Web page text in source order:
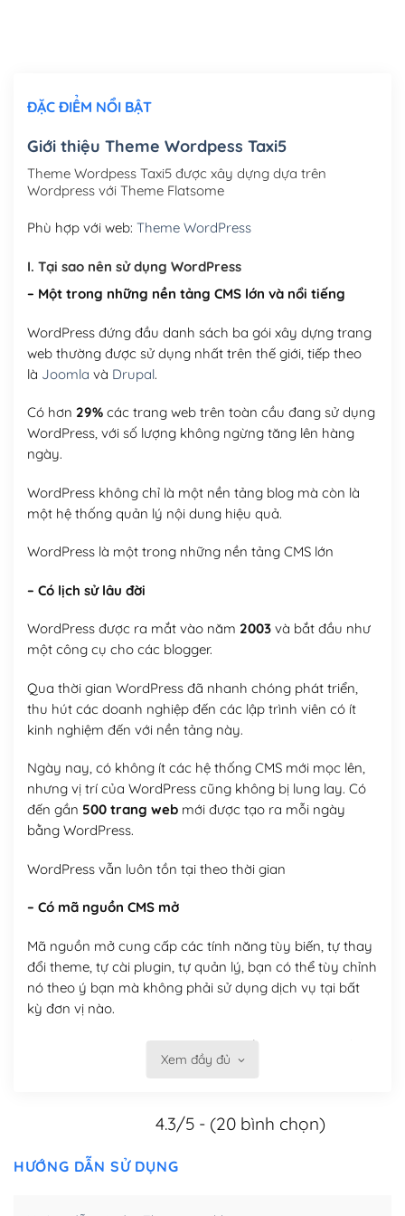
Mua thêm Host + Tên miền
Tên miền quốc tế .com .net .org (1 năm)
Tên miền Việt Nam .vn (1 năm) (+550,000₫)
Hosting 5GB SSD (1 năm)
ĐẶC ĐIỂM NỔI BẬT
Giới thiệu Theme Wordpess Taxi5
Theme Wordpess Taxi5 được xây dựng dựa trên
Wordpress với Theme Flatsome
Phù hợp với web: Theme WordPress
I. Tại sao nên sử dụng WordPress
– Một trong những nền tảng CMS lớn và nổi tiếng
WordPress đứng đầu danh sách ba gói xây dựng trang
web thường được sử dụng nhất trên thế giới, tiếp theo
là Joomla và Drupal.
Có hơn 29%các trang web trên toàn cầu đang sử dụng
WordPress, với số lượng không ngừng tăng lên hàng
ngày.
WordPress không chỉ là một nền tảng blog mà còn là
một hệ thống quản lý nội dung hiệu quả.
WordPress là một trong những nền tảng CMS lớn
– Có lịch sử lâu đời
WordPress được ra mắt vào năm 2003và bắt đầu như
một công cụ cho các blogger.
Qua thời gian WordPress đã nhanh chóng phát triển,
thu hút các doanh nghiệp đến các lập trình viên có ít
kinh nghiệm đến với nền tảng này.
Ngày nay, có không ít các hệ thống CMS mới mọc lên,
nhưng vị trí của WordPress cũng không bị lung lay. Có
đến gần 500 trang webmới được tạo ra mỗi ngày
bằng WordPress.
WordPress vẫn luôn tồn tại theo thời gian
– Có mã nguồn CMS mở
Mã nguồn mở cung cấp các tính năng tùy biến, tự thay
đổi theme, tự cài plugin, tự quản lý, bạn có thể tùy chỉnh
nó theo ý bạn mà không phải sử dụng dịch vụ tại bất
kỳ đơn vị nào.
Xem đầy đủ
4.3/5 - (20 bình chọn)
HƯỚNG DẪN SỬ DỤNG